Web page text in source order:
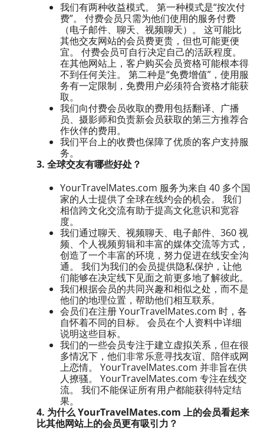
我们有两种收益模式。 第一种模式是“按次付
费”。 付费会员只需为他们使用的服务付费
（电子邮件、聊天、视频聊天）。 这可能比
其他交友网站的会员费更贵，但也可能更便
宜。 付费会员可自行决定自己的活跃程度。
在其他网站上，客户购买会员资格可能根本得
不到任何关注。 第二种是“免费增值”，使用服
务有一定限制，免费用户必须符合资格才能获
取。
我们向付费会员收取的费用包括翻译、广播
员、摄影师和负责新会员获取的第三方推荐合
作伙伴的费用。
我们平台上的收费也保障了优质的客户支持服
务。
3. 全球交友有哪些好处？
YourTravelMates.com 服务为来自 40 多个国
家的人士提供了全球在线约会的机会。 我们
相信跨文化交流有助于提高文化意识和宽容
度。
我们通过聊天、视频聊天、电子邮件、360 视
频、个人视频剪辑和丰富的媒体交流等方式，
创造了一个丰富的环境，努力促进在线安全沟
通。 我们为我们的会员提供隐私保护，让他
们能够在决定线下见面之前更多地了解彼此。
我们根据会员的共同兴趣和相似之处，而不是
他们的地理位置，帮助他们相互联系。
会员们在注册 YourTravelMates.com 时，各
自怀着不同的目标。 会员在个人资料中详细
说明这些目标。
我们的一些会员专注于建立虚拟关系，但在很
多情况下，他们非常乐意寻找友谊、陪伴或网
上恋情。 YourTravelMates.com 并非旨在供
人撩骚。 YourTravelMates.com 专注在线交
流。 我们不能保证所有用户都能获得特定结
果。
4. 为什么 YourTravelMates.com 上的会员看起来
比其他网站上的会员更有吸引力？